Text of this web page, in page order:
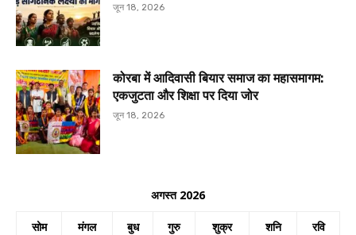
जून 18, 2026
कोरबा में आदिवासी बियार समाज का महासमागम:
एकजुटता और शिक्षा पर दिया जोर
जून 18, 2026
अगस्त 2026
सोम मंगल बुध गुरु शुक्र शनि रवि